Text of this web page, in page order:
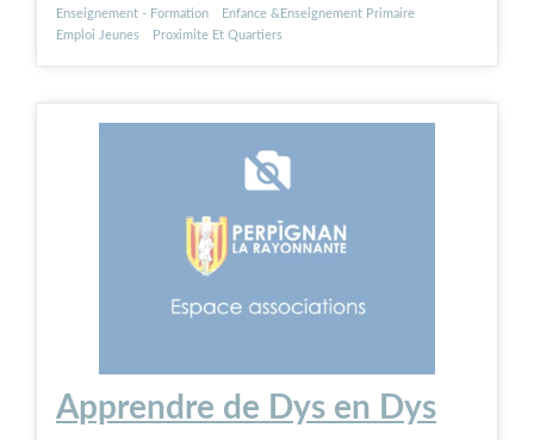
Enseignement - Formation
Enfance &Enseignement Primaire
Emploi Jeunes
Proximite Et Quartiers
Apprendre de Dys en Dys